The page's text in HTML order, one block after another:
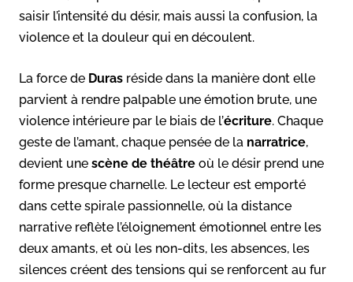
saisir l’intensité du désir, mais aussi la confusion, la
violence et la douleur qui en découlent.
La force de Duras réside dans la manière dont elle
parvient à rendre palpable une émotion brute, une
violence intérieure par le biais de l’écriture. Chaque
geste de l’amant, chaque pensée de la narratrice,
devient une scène de théâtre où le désir prend une
forme presque charnelle. Le lecteur est emporté
dans cette spirale passionnelle, où la distance
narrative reflète l’éloignement émotionnel entre les
deux amants, et où les non-dits, les absences, les
silences créent des tensions qui se renforcent au fur